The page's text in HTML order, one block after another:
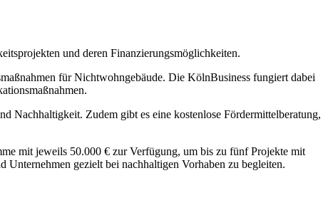
und deren Finanzierungsmöglichkeiten.
für Nichtwohngebäude. Die KölnBusiness fungiert dabei
Nachhaltigkeit. Zudem gibt es eine kostenlose Fördermittelberatung,
mit jeweils 50.000 € zur Verfügung, um bis zu fünf Projekte mit
gezielt bei nachhaltigen Vorhaben zu begleiten.